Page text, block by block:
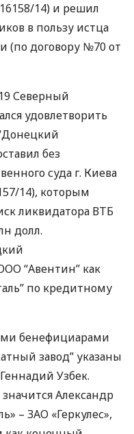
14) и решил
в пользу истца
(по договору №70 от
Северный
удовлетворить
без
суда г. Киева
14), которым
ликвидатора ВТБ
долл.
“Авентин” как
по кредитному
бенефициарами
завод” указаны
Узбек.
Александр
– ЗАО «Геркулес»,